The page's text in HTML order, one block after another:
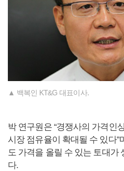
▲ 백복인 KT&G 대표이사.
박 연구원은 “경쟁사의 가격인
시장 점유율이 확대될 수 있다”
도 가격을 올릴 수 있는 토대가
다.